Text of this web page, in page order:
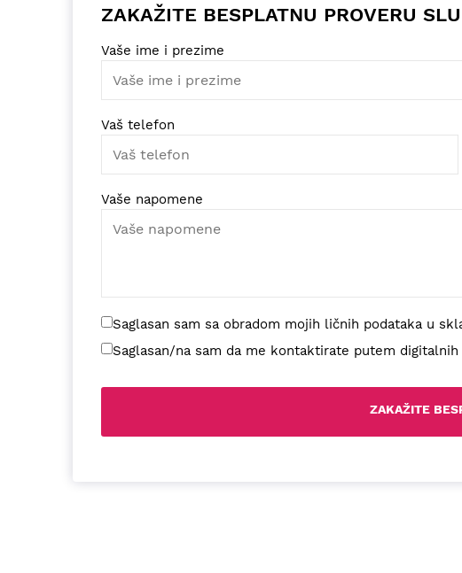
ZAKAŽITE BESPLATNU PROVERU
Vaše ime i prezime
Vaš telefon
Vaše napomene
Saglasan sam sa obradom mojih ličnih podataka u
Saglasan/na sam da me kontaktirate putem